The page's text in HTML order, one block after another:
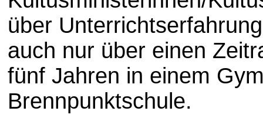
über
auch nur über einen
fünf Jahren in einem
Brennpunktschule.